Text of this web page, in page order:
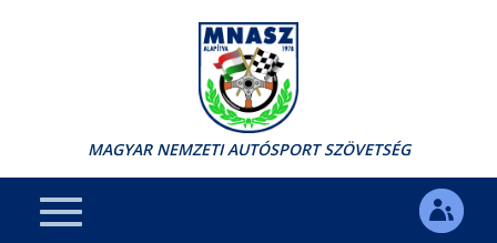
MAGYAR NEMZETI AUTÓSPORT SZÖVETSÉG